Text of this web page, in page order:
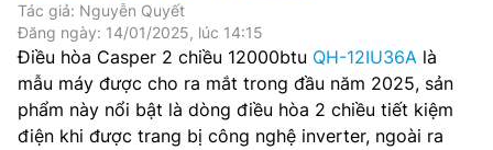
Tác giả: Nguyễn Quyết
Đăng ngày: 14/01/2025, lúc 14:15
Điều hòa Casper 2 chiều 12000btu QH-12IU36A là
mẫu máy được cho ra mắt trong đầu năm 2025, sản
phẩm này nổi bật là dòng điều hòa 2 chiều tiết kiệm
điện khi được trang bị công nghệ inverter, ngoài ra